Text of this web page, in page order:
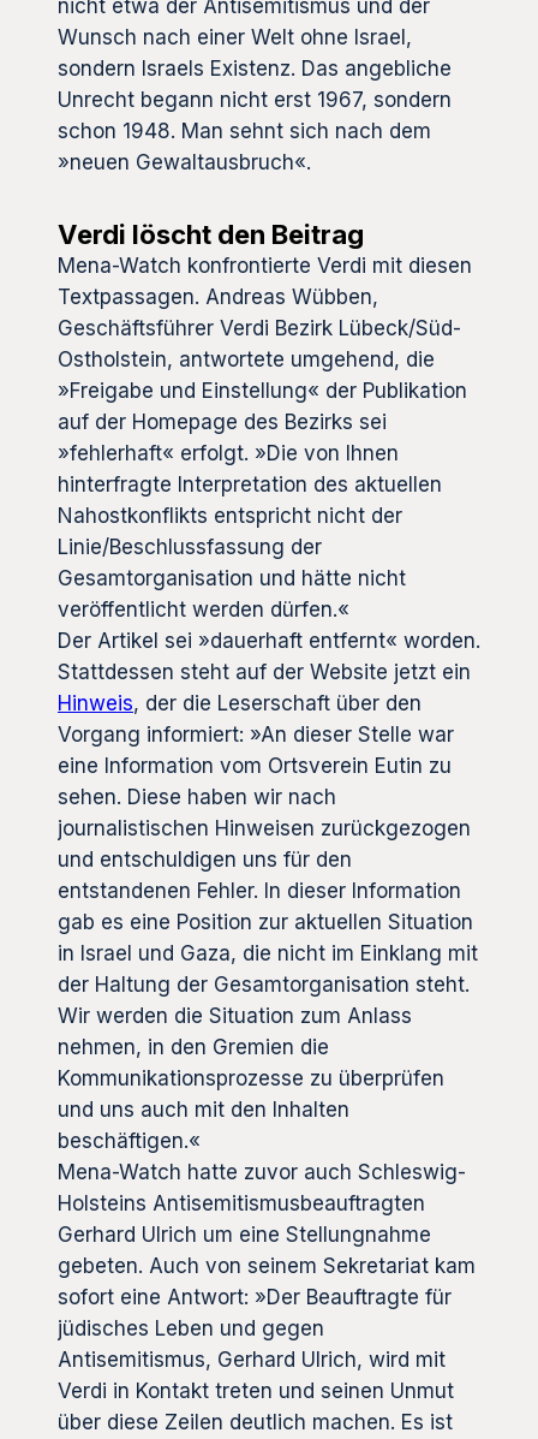
nicht etwa der Antisemitismus und der
Wunsch nach einer Welt ohne Israel,
sondern Israels Existenz. Das angebliche
Unrecht begann nicht erst 1967, sondern
schon 1948. Man sehnt sich nach dem
»neuen Gewaltausbruch«.
Verdi löscht den Beitrag
Mena-Watch konfrontierte Verdi mit diesen
Textpassagen. Andreas Wübben,
Geschäftsführer Verdi Bezirk Lübeck/Süd-
Ostholstein, antwortete umgehend, die
»Freigabe und Einstellung« der Publikation
auf der Homepage des Bezirks sei
»fehlerhaft« erfolgt. »Die von Ihnen
hinterfragte Interpretation des aktuellen
Nahostkonflikts entspricht nicht der
Linie/Beschlussfassung der
Gesamtorganisation und hätte nicht
veröffentlicht werden dürfen.«
Der Artikel sei »dauerhaft entfernt« worden.
Stattdessen steht auf der Website jetzt ein
Hinweis, der die Leserschaft über den
Vorgang informiert: »An dieser Stelle war
eine Information vom Ortsverein Eutin zu
sehen. Diese haben wir nach
journalistischen Hinweisen zurückgezogen
und entschuldigen uns für den
entstandenen Fehler. In dieser Information
gab es eine Position zur aktuellen Situation
in Israel und Gaza, die nicht im Einklang mit
der Haltung der Gesamtorganisation steht.
Wir werden die Situation zum Anlass
nehmen, in den Gremien die
Kommunikationsprozesse zu überprüfen
und uns auch mit den Inhalten
beschäftigen.«
Mena-Watch hatte zuvor auch Schleswig-
Holsteins Antisemitismusbeauftragten
Gerhard Ulrich um eine Stellungnahme
gebeten. Auch von seinem Sekretariat kam
sofort eine Antwort: »Der Beauftragte für
jüdisches Leben und gegen
Antisemitismus, Gerhard Ulrich, wird mit
Verdi in Kontakt treten und seinen Unmut
über diese Zeilen deutlich machen. Es ist